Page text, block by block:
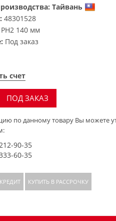
Тайвань
48301528
PH2 140 мм
Под заказ
счет
ПОД ЗАКАЗ
по данному товару Вы можете
90-35
60-35
КУПИТЬ В РАССРОЧКУ